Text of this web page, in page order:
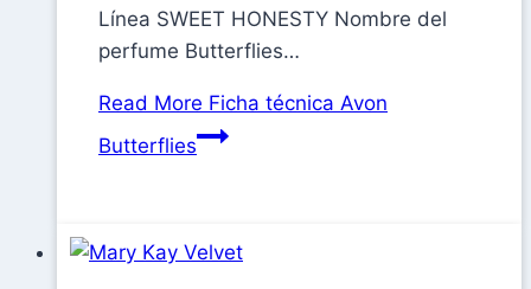
Línea SWEET HONESTY Nombre del
perfume Butterflies…
Read More Ficha técnica Avon
Butterflies